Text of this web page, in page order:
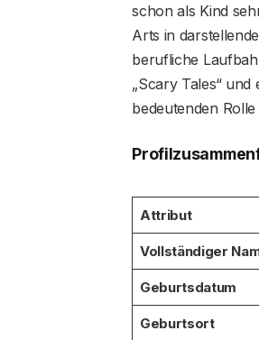
schon als Kind
Arts in
berufliche
„Scary Tales“
bedeutenden
Attribut
Vollständiger
Geburtsdatum
Geburtsort